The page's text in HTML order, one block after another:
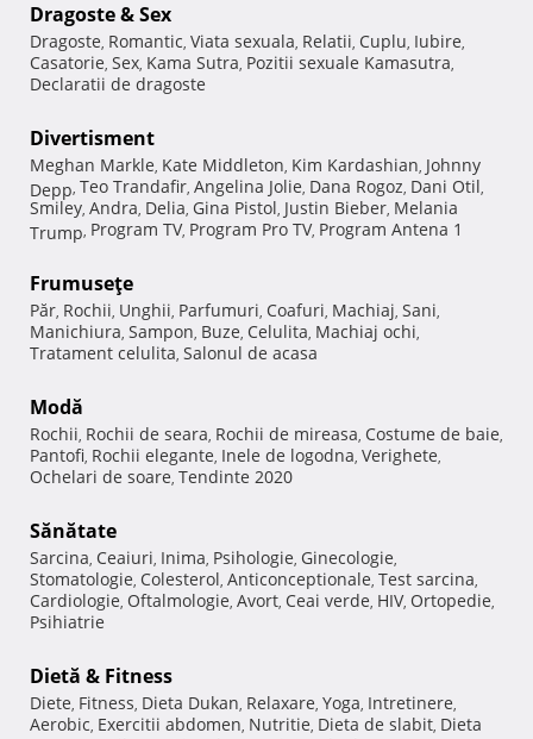
Dragoste & Sex
Dragoste, Romantic, Viata sexuala, Relatii, Cuplu, Iubire,
Casatorie, Sex, Kama Sutra, Pozitii sexuale Kamasutra,
Declaratii de dragoste
Divertisment
Meghan Markle, Kate Middleton, Kim Kardashian, Johnny
Depp, Teo Trandafir, Angelina Jolie, Dana Rogoz, Dani Otil,
Smiley, Andra, Delia, Gina Pistol, Justin Bieber, Melania
Trump, Program TV, Program Pro TV, Program Antena 1
Frumuseţe
Păr, Rochii, Unghii, Parfumuri, Coafuri, Machiaj, Sani,
Manichiura, Sampon, Buze, Celulita, Machiaj ochi,
Tratament celulita, Salonul de acasa
Modă
Rochii, Rochii de seara, Rochii de mireasa, Costume de baie,
Pantofi, Rochii elegante, Inele de logodna, Verighete,
Ochelari de soare, Tendinte 2020
Sănătate
Sarcina, Ceaiuri, Inima, Psihologie, Ginecologie,
Stomatologie, Colesterol, Anticonceptionale, Test sarcina,
Cardiologie, Oftalmologie, Avort, Ceai verde, HIV, Ortopedie,
Psihiatrie
Dietă & Fitness
Diete, Fitness, Dieta Dukan, Relaxare, Yoga, Intretinere,
Aerobic, Exercitii abdomen, Nutritie, Dieta de slabit, Dieta